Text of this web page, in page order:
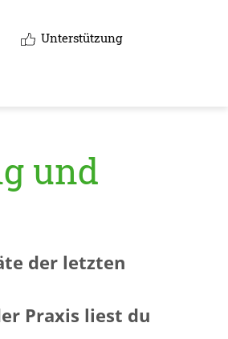
Unterstützung
und
der letzten
Praxis liest du